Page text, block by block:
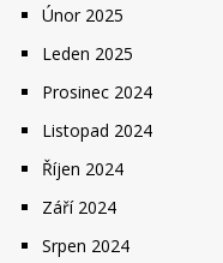
Únor 2025
Leden 2025
Prosinec 2024
Listopad 2024
Říjen 2024
Září 2024
Srpen 2024